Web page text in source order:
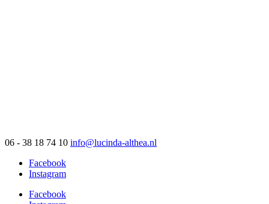
06 - 38 18 74 10 info@lucinda-althea.nl
Facebook
Instagram
Facebook